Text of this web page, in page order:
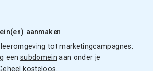
aanmaken
tot marketingcampagnes:
eensubdomein aan onder je
kosteloos.